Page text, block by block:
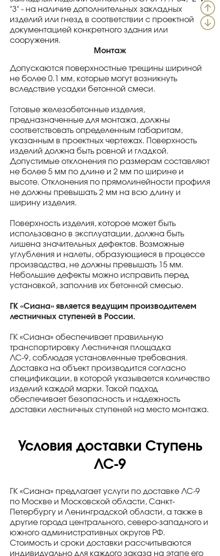
"3" - на наличие дополнительных закладных
изделий или гнезд в соответствии с проектной
документацией конкретного здания или
сооружения.
Монтаж
Допускаются поверхностные трещины шириной
не более 0.1 мм, которые могут возникнуть
вследствие усадки бетонной смеси.
Готовые железобетонные изделия,
предназначенные для монтажа, должны
соответствовать определенным габаритам,
указанным в проектных чертежах. Поверхность
изделий должна быть ровной и гладкой.
Допустимые отклонения по размерам составляют
не более 5 мм по длине и 2 мм по ширине и
высоте. Отклонения по прямолинейности профиля
не должны превышать 2 мм на всю длину и
ширину изделия.
Поверхность изделия, которое может быть
использовано в эксплуатации, должна быть
лишена значительных дефектов. Возможные
углубления и налеты, образующиеся в процессе
производства, не должны превышать 15 мм.
Небольшие дефекты можно исправить перед
установкой, заполнив их бетонной смесью.
ГК «Сиана» является ведущим производителем
лестничных ступеней в России.
ГК «Сиана» обеспечивает правильную
транспортировку Лестничная площадка
ЛС-9, соблюдая установленные требования.
Доставка на объект производится согласно
спецификации, в которой указывается количество
изделий каждой марки. Такой подход
обеспечивает безопасность и надежность
доставки лестничных ступеней на место монтажа.
Условия доставки Ступень
ЛС-9
ГК «Сиана» предлагает услуги по доставке ЛС-9
по Москве и Московской области, Санкт-
Петербургу и Ленинградской области, а также в
другие города центрального, северо-западного и
южного административных округов РФ.
Стоимость и сроки доставки рассчитываются
индивидуально для каждого заказа на этапе его